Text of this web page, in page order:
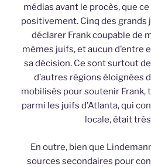
médias avant le procès, que
positivement. Cinq des grands
déclarer Frank coupable de
mêmes juifs, et aucun d’entre
sa décision. Ce sont surtout
d’autres régions éloignées
mobilisés pour soutenir Frank,
parmi les juifs d’Atlanta, qui
locale, était
En outre, bien que
sources secondaires pour